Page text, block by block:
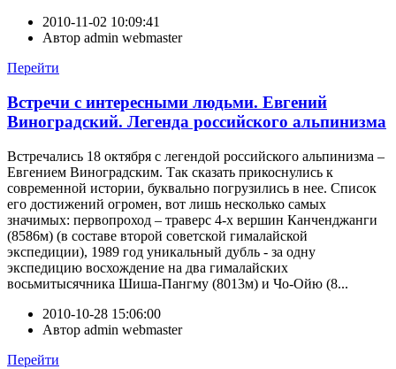
2010-11-02 10:09:41
Автор admin webmaster
Перейти
Встречи с интересными людьми. Евгений
Виноградский. Легенда российского альпинизма
Встречались 18 октября с легендой российского альпинизма –
Евгением Виноградским. Так сказать прикоснулись к
современной истории, буквально погрузились в нее. Список
его достижений огромен, вот лишь несколько самых
значимых: первопроход – траверс 4-х вершин Канченджанги
(8586м) (в составе второй советской гималайской
экспедиции), 1989 год уникальный дубль - за одну
экспедицию восхождение на два гималайских
восьмитысячника Шиша-Пангму (8013м) и Чо-Ойю (8...
2010-10-28 15:06:00
Автор admin webmaster
Перейти